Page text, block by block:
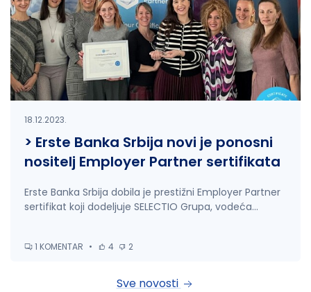
18.12.2023.
> Erste Banka Srbija novi je ponosni
nositelj Employer Partner sertifikata
Erste Banka Srbija dobila je prestižni Employer Partner
sertifikat koji dodeljuje SELECTIO Grupa, vodeća...
1 KOMENTAR • 4 2
Sve novosti